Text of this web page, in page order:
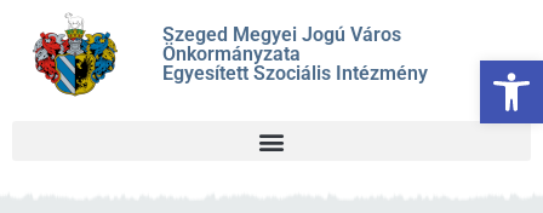
Szeged Megyei Jogú Város
Önkormányzata
Egyesített Szociális Intézmény